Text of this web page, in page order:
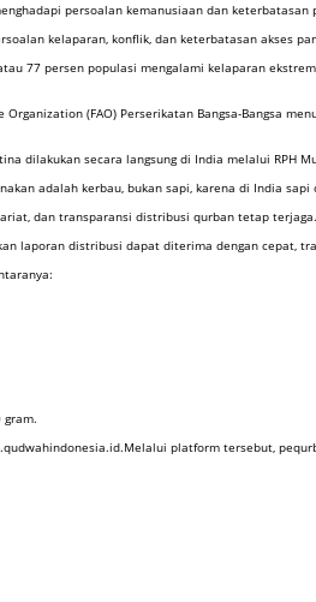
persoalan kemanusiaan dan
kelaparan, konflik, dan keterbatasan akses
77 persen populasi mengalami kelaparan
(FAO) Perserikatan Bangsa-Bangsa
dilakukan secara langsung di India melalui RPH
adalah kerbau, bukan sapi, karena di India sapi
dan transparansi distribusi qurban tetap terjaga.
laporan distribusi dapat diterima dengan cepat,
gram.
platform tersebut,